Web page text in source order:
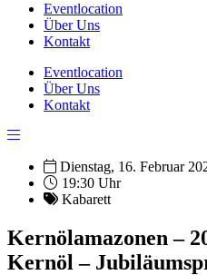
Eventlocation
Über Uns
Kontakt
Eventlocation
Über Uns
Kontakt
Dienstag, 16. Februar
19:30 Uhr
Kabarett
Kernölamazonen –
Kernöl –